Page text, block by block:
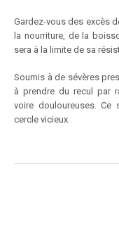
Gardez-vous des excès
la nourriture, de la
sera à la limite de sa
Soumis à de sévères
à prendre du recul par
voire douloureuses.
cercle vicieux.